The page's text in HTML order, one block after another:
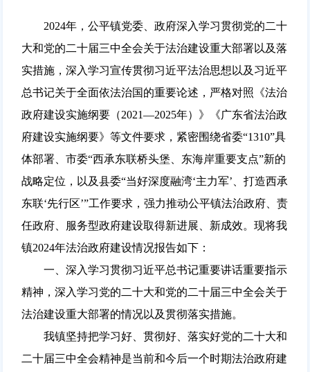
2024年，公平镇党委、政府深入学习贯彻党的二十
大和党的二十届三中全会关于法治建设重大部署以及落
实措施，深入学习宣传贯彻习近平法治思想以及习近平
总书记关于全面依法治国的重要论述，严格对照《法治
政府建设实施纲要（2021—2025年）》《广东省法治政
府建设实施纲要》等文件要求，紧密围绕省委“1310”具
体部署、市委“西承东联桥头堡、东海岸重要支点”新的
战略定位，以及县委“当好深度融湾‘主力军’、打造西承
东联‘先行区’”工作要求，强力推动公平镇法治政府、责
任政府、服务型政府建设取得新进展、新成效。现将我
镇2024年法治政府建设情况报告如下：
一、深入学习贯彻习近平总书记重要讲话重要指示
精神，深入学习党的二十大和党的二十届三中全会关于
法治建设重大部署的情况以及贯彻落实措施。
我镇坚持把学习好、贯彻好、落实好党的二十大和
二十届三中全会精神是当前和今后一个时期法治政府建